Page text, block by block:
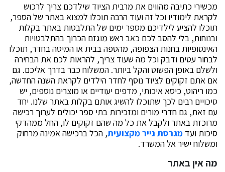
מכשירי כתיבה מהווים את מרבית הציוד שילדכם צריך לרכוש
לקראת לימודיו וכל זה ועוד הרבה תוכלו למצוא באתר של הספר,
תוכלו להציע לילדיכם מספר ימים של התלבטות באתר בקלות
ובנוחות, בלי להסב לכם כאב ראש מוגזם הכרוך בהתלבטויות
האינסופיות בחנות הצפופה, מהספה בבית או המיטה בחדר, תוכלו
לבחור עטים ודבק וכל מה שעוד צריך, להראות לכם את הבחירה
ולשלם באופן הפשוט והקל ביותר. המשלוח כבר בדרך אליכם. גם
אם אתם זקוקים לציוד נוסף לחדר הילדים לקראת השנה החדשה,
כמו ריהוט, כיסא איכותי, מדפים יעודיים או מוצרים נוספים, יש
סיכויים רבים לכך שתוכלו להשיג אותם בקלות באתר שלנו. יחד
עם זאת, גם חדרי מורים ומזכירות בתי ספר יכולים לערוך רכישה
מרוכזת באתר ולקבל את כל מה שהם זקוקים לו, החל ממהדקי
סיכות ועד מגרסת נייר מקצועית, הכל ברכישה אמינה מרחוק
ומשלוח ישיר אל המשרד.
מה אין באתר